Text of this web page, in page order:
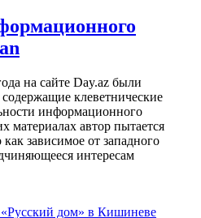
на сайте Day.az были
клеветнические
информационного
материалах автор пытается
как зависимое от западного
интересам